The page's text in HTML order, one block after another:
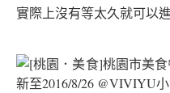
實際上沒有等太久就可以